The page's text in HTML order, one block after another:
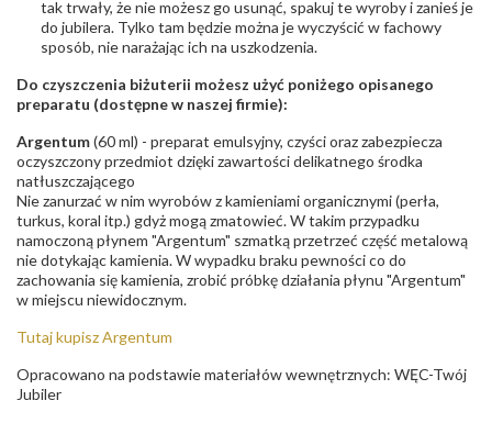
tak trwały, że nie możesz go usunąć, spakuj te wyroby i zanieś je
do jubilera. Tylko tam będzie można je wyczyścić w fachowy
sposób, nie narażając ich na uszkodzenia.
Do czyszczenia biżuterii możesz użyć poniżego opisanego
preparatu (dostępne w naszej firmie):
Argentum(60 ml) - preparat emulsyjny, czyści oraz zabezpiecza
oczyszczony przedmiot dzięki zawartości delikatnego środka
natłuszczającego
Nie zanurzać w nim wyrobów z kamieniami organicznymi (perła,
turkus, koral itp.) gdyż mogą zmatowieć. W takim przypadku
namoczoną płynem "Argentum" szmatką przetrzeć część metalową
nie dotykając kamienia. W wypadku braku pewności co do
zachowania się kamienia, zrobić próbkę działania płynu "Argentum"
w miejscu niewidocznym.
Tutaj kupisz Argentum
Opracowano na podstawie materiałów wewnętrznych: WĘC-Twój
Jubiler